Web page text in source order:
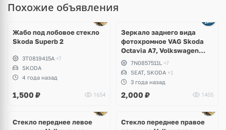
Похожие объявления
Жабо под лобовое стекло
Skoda Superb 2
3T0819415A +7
SKODA
4 года назад
1,500 ₽ 1654
Зеркало заднего вида
фотохромное VAG Skoda
Octavia A7, Volkswagen
Passat CC, Golf 7, e-Golf,
Sharan, Seat Leon,
Alhambra
7N0857511L
+7
SEAT, SKODA +1
3 года назад
2,000 ₽ 1405
Стекло переднее левое
Стекло переднее правое